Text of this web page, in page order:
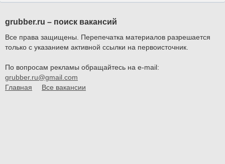
grubber.ru – поиск вакансий
Все права защищены. Перепечатка материалов разрешается
только с указанием активной ссылки на первоисточник.
По вопросам рекламы обращайтесь на e-mail:
grubber.ru@gmail.com
Главная
Все вакансии